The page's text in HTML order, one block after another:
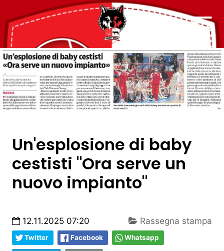
Un'esplosione di baby
cestisti "Ora serve un
nuovo impianto"
12.11.2025 07:20 Rassegna stampa
Twitter Facebook Whatsapp